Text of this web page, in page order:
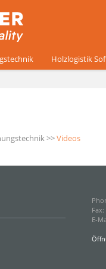
Holzlogistik
>>Videos
E-